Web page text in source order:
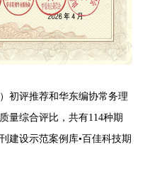
初评推荐和华东编协常务理
量综合评比，共有114种期
建设示范案例库•百佳科技期